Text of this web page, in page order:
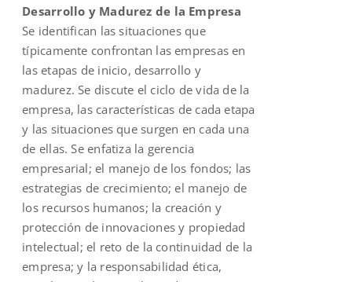
Desarrollo y Madurez de la Empresa
Se identifican las situaciones que
típicamente confrontan las empresas en
las etapas de inicio, desarrollo y
madurez. Se discute el ciclo de vida de la
empresa, las características de cada etapa
y las situaciones que surgen en cada una
de ellas. Se enfatiza la gerencia
empresarial; el manejo de los fondos; las
estrategias de crecimiento; el manejo de
los recursos humanos; la creación y
protección de innovaciones y propiedad
intelectual; el reto de la continuidad de la
empresa; y la responsabilidad ética,